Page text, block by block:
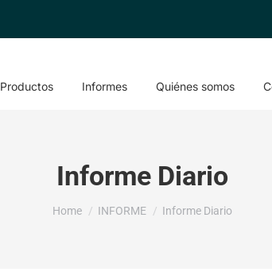
Productos Informes Quiénes somos
Informe Diario
You are here:
Home INFORME Informe Diario